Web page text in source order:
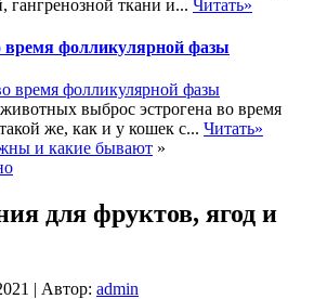
гангренозной ткани и... Читать»
время фолликулярной фазы
выброс эстрогена во время
же, как и у кошек с... Читать»
и какие бывают »
для фруктов, ягод и
| Автор: admin